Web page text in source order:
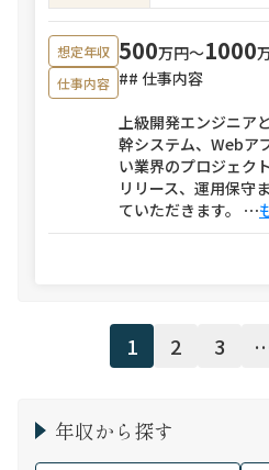
想定年収 500万円〜1000
仕事内容 ## 仕事内容
上級開発エンジニア
幹システム、Webア
い業界のプロジェク
リリース、運用保守
ていただきます。 ⋯
1 2 3
年収から探す